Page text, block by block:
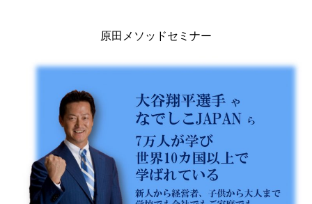
原田メソッドセミナー